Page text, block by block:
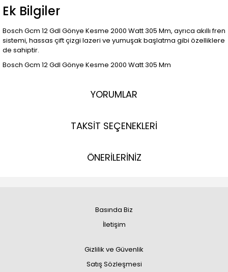
Ek Bilgiler
Bosch Gcm 12 Gdl Gönye Kesme 2000 Watt 305 Mm, ayrıca akıllı fren
sistemi, hassas çift çizgi lazeri ve yumuşak başlatma gibi özelliklere
de sahiptir.
Bosch Gcm 12 Gdl Gönye Kesme 2000 Watt 305 Mm
YORUMLAR
TAKSİT SEÇENEKLERİ
ÖNERİLERİNİZ
Basında Biz
İletişim
Gizlilik ve Güvenlik
Satış Sözleşmesi